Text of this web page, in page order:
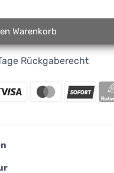
Warenkorb
Rückgaberecht